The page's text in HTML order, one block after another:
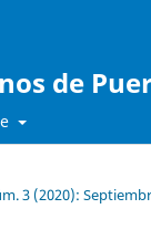
de
3 (2020):